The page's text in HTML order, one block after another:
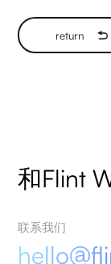
return
和Flint
联系我们